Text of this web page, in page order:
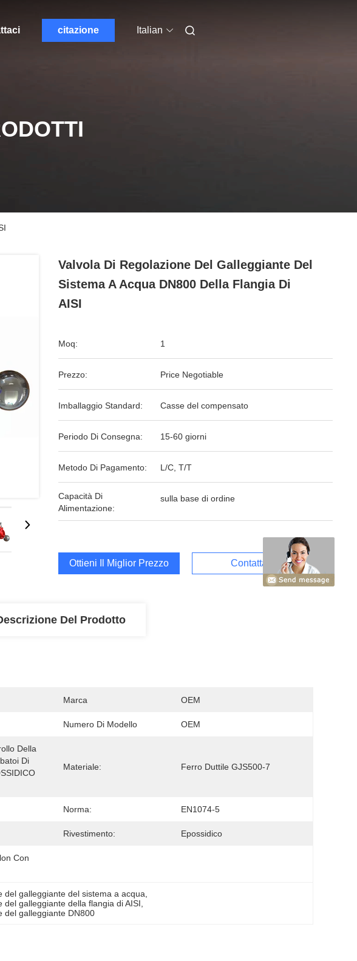
citazione Italian
Valvola Di Regolazione Del Galleggiante Del
Sistema A Acqua DN800 Della Flangia Di
AISI
Moq: 1
Prezzo: Price Negotiable
Imballaggio Standard: Casse del compensato
Periodo Di Consegna: 15-60 giorni
Metodo Di Pagamento: L/C, T/T
Capacità Di
Alimentazione:
sulla base di ordine
Ottieni Il Miglior Prezzo Contattaci
Del Prodotto
Marca OEM
Numero Di Modello OEM
Della
Di
Materiale: Ferro Duttile GJS500-7
Norma: EN1074-5
Rivestimento: Epossidico
Con
del galleggiante del sistema a acqua
del galleggiante della flangia di AISI
del galleggiante DN800